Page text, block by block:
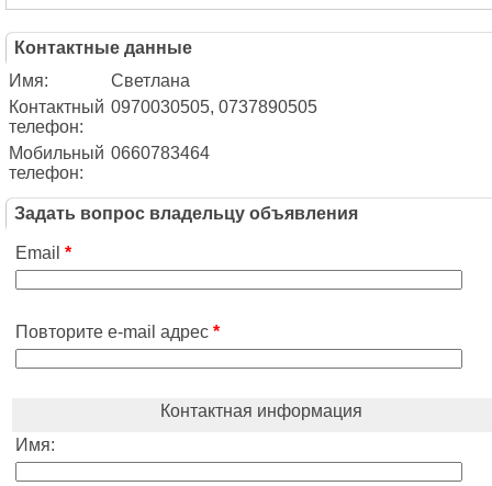
Контактные данные
Имя:
Светлана
Контактный
телефон:
0970030505, 0737890505
Мобильный
телефон:
0660783464
Задать вопрос владельцу объявления
Email *
Повторите e-mail адрес *
Контактная информация
Имя: